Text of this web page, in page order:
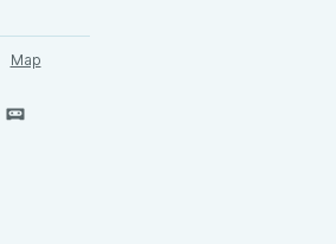
Map